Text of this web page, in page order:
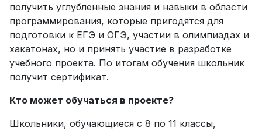
получить углубленные знания и навыки в области
программирования, которые пригодятся для
подготовки к ЕГЭ и ОГЭ, участии в олимпиадах и
хакатонах, но и принять участие в разработке
учебного проекта. По итогам обучения школьник
получит сертификат.
Кто может обучаться в проекте?
Школьники, обучающиеся с 8 по 11 классы,